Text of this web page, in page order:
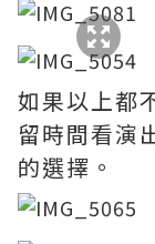
如果以上都
留時間看演
的選擇。